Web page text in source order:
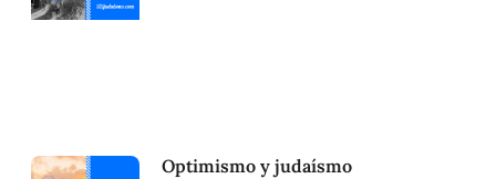
Optimismo y judaísmo